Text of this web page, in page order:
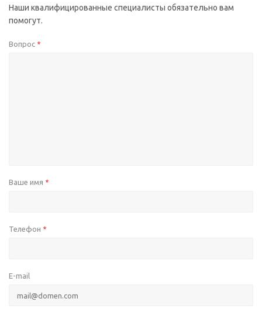
Наши квалифицированные специалисты обязательно вам
помогут.
Вопрос *
Ваше имя *
Телефон *
E-mail